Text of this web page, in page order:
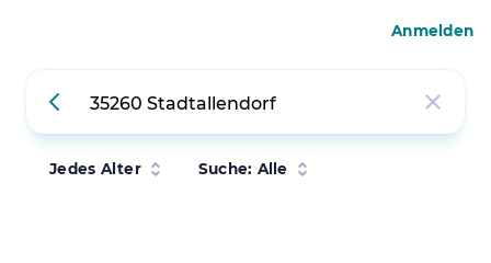
Jedes Alter Suche: Alle
Anmelden